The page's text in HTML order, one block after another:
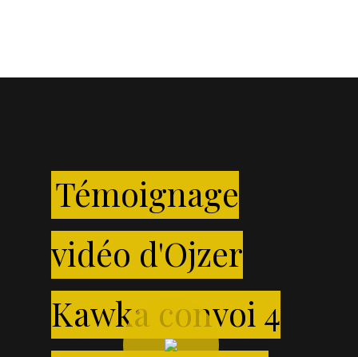
Témoignage
vidéo d'Ojzer
Kawka convoi 4
Play
Video